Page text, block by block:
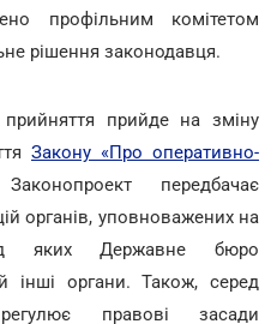
профільним комітетом
рішення законодавця.
прийде на зміну
Закону «Про оперативно-
передбачає
органів, уповноважених на
яких Державне бюро
інші органи. Також, серед
правові засади